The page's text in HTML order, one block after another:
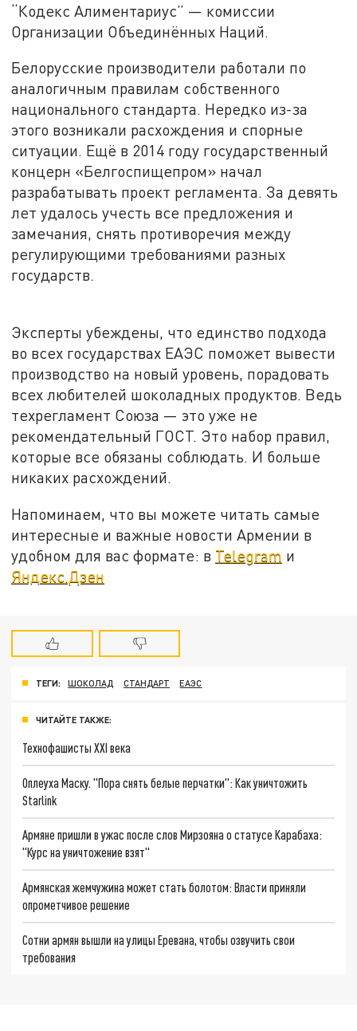
“Кодекс Алиментариус” — комиссии
Организации Объединённых Наций.
Белорусские производители работали по
аналогичным правилам собственного
национального стандарта. Нередко из-за
этого возникали расхождения и спорные
ситуации. Ещё в 2014 году государственный
концерн «Белгоспищепром» начал
разрабатывать проект регламента. За девять
лет удалось учесть все предложения и
замечания, снять противоречия между
регулирующими требованиями разных
государств.
Эксперты убеждены, что единство подхода
во всех государствах ЕАЭС поможет вывести
производство на новый уровень, порадовать
всех любителей шоколадных продуктов. Ведь
техрегламент Союза — это уже не
рекомендательный ГОСТ. Это набор правил,
которые все обязаны соблюдать. И больше
никаких расхождений.
Напоминаем, что вы можете читать самые
интересные и важные новости Армении в
удобном для вас формате: в Telegram и
Яндекс.Дзен
ТЕГИ: ШОКОЛАД СТАНДАРТ ЕАЭС
ЧИТАЙТЕ ТАКЖЕ:
Технофашисты XXI века
Оплеуха Маску. "Пора снять белые перчатки": Как уничтожить
Starlink
Армяне пришли в ужас после слов Мирзояна о статусе Карабаха:
"Курс на уничтожение взят"
Армянская жемчужина может стать болотом: Власти приняли
опрометчивое решение
Сотни армян вышли на улицы Еревана, чтобы озвучить свои
требования